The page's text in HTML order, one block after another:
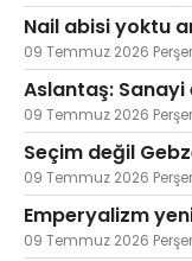
Nail abisi yoktu
09 Temmuz 2026
Aslantaş: Sanayi
09 Temmuz 2026
Seçim değil
09 Temmuz 2026
Emperyalizm
09 Temmuz 2026